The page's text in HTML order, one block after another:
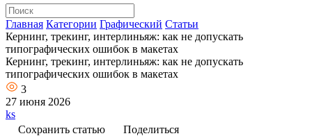
Главная Категории Графический Статьи
Кернинг, трекинг, интерлиньяж: как не допускать
типографических ошибок в макетах
Кернинг, трекинг, интерлиньяж: как не допускать
типографических ошибок в макетах
3
27 июня 2026
ks
Сохранить статью
Поделиться